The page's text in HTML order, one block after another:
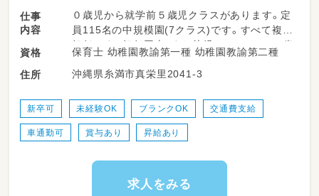
仕事
内容
０歳児から就学前５歳児クラスがあります。定
員115名の中規模園(7クラス)です。すべて複数
担任です。担任同士、また幼児クラス、１，２歳
児クラス、０歳児クラスとグループで力を合わ
せて保育する一員となってもらいたいです。
で出勤、退勤できるように声をかけあっていま
す。
資格
保育士 幼稚園教諭第一種 幼稚園教諭第二種
住所
沖縄県糸満市真栄里2041-3
新卒可 未経験OK ブランクOK 交通費支給
車通勤可 賞与あり 昇給あり
求人をみる